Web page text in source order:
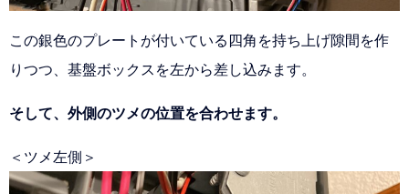
この銀色のプレートが付いている四角を持ち上げ隙間を作
りつつ、基盤ボックスを左から差し込みます。
そして、外側のツメの位置を合わせます。
＜ツメ左側＞